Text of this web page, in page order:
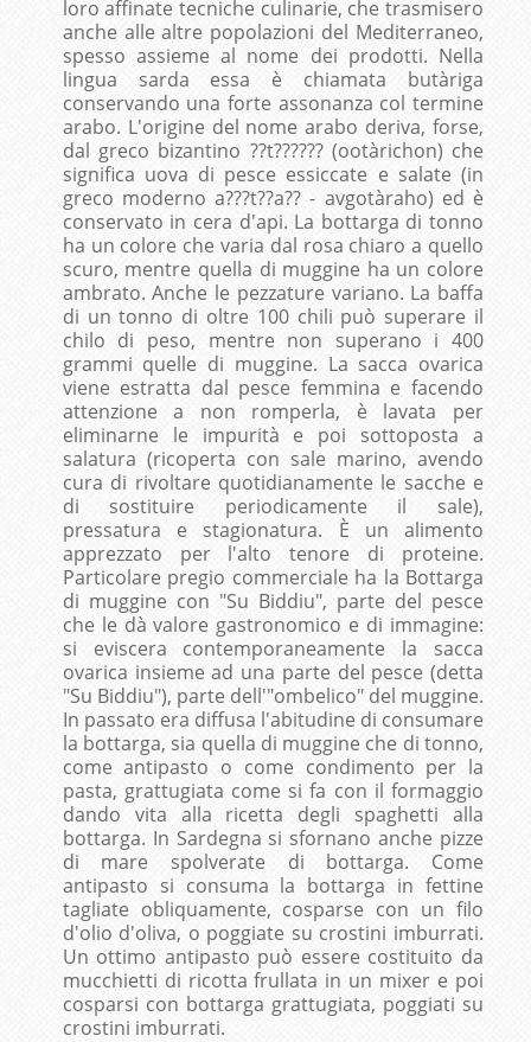
loro affinate tecniche culinarie, che trasmisero
anche alle altre popolazioni del Mediterraneo,
spesso assieme al nome dei prodotti. Nella
lingua sarda essa è chiamata butàriga
conservando una forte assonanza col termine
arabo. L'origine del nome arabo deriva, forse,
dal greco bizantino ??t?????? (ootàrichon) che
significa uova di pesce essiccate e salate (in
greco moderno a???t??a?? - avgotàraho) ed è
conservato in cera d'api. La bottarga di tonno
ha un colore che varia dal rosa chiaro a quello
scuro, mentre quella di muggine ha un colore
ambrato. Anche le pezzature variano. La baffa
di un tonno di oltre 100 chili può superare il
chilo di peso, mentre non superano i 400
grammi quelle di muggine. La sacca ovarica
viene estratta dal pesce femmina e facendo
attenzione a non romperla, è lavata per
eliminarne le impurità e poi sottoposta a
salatura (ricoperta con sale marino, avendo
cura di rivoltare quotidianamente le sacche e
di sostituire periodicamente il sale),
pressatura e stagionatura. È un alimento
apprezzato per l'alto tenore di proteine.
Particolare pregio commerciale ha la Bottarga
di muggine con "Su Biddiu", parte del pesce
che le dà valore gastronomico e di immagine:
si eviscera contemporaneamente la sacca
ovarica insieme ad una parte del pesce (detta
"Su Biddiu"), parte dell'"ombelico" del muggine.
In passato era diffusa l'abitudine di consumare
la bottarga, sia quella di muggine che di tonno,
come antipasto o come condimento per la
pasta, grattugiata come si fa con il formaggio
dando vita alla ricetta degli spaghetti alla
bottarga. In Sardegna si sfornano anche pizze
di mare spolverate di bottarga. Come
antipasto si consuma la bottarga in fettine
tagliate obliquamente, cosparse con un filo
d'olio d'oliva, o poggiate su crostini imburrati.
Un ottimo antipasto può essere costituito da
mucchietti di ricotta frullata in un mixer e poi
cosparsi con bottarga grattugiata, poggiati su
crostini imburrati.